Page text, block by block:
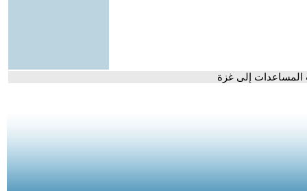
المساعدات إلى غزة